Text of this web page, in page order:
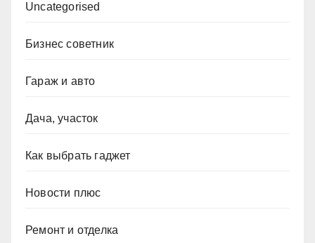
Uncategorised
Бизнес советник
Гараж и авто
Дача, участок
Как выбрать гаджет
Новости плюс
Ремонт и отделка